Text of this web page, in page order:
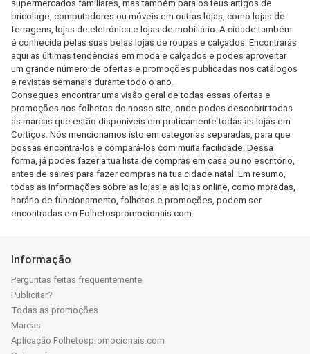
supermercados familiares, mas também para os teus artigos de
bricolage, computadores ou móveis em outras lojas, como lojas de
ferragens, lojas de eletrónica e lojas de mobiliário. A cidade também
é conhecida pelas suas belas lojas de roupas e calçados. Encontrarás
aqui as últimas tendências em moda e calçados e podes aproveitar
um grande número de ofertas e promoções publicadas nos catálogos
e revistas semanais durante todo o ano.
Consegues encontrar uma visão geral de todas essas ofertas e
promoções nos folhetos do nosso site, onde podes descobrir todas
as marcas que estão disponíveis em praticamente todas as lojas em
Cortiços. Nós mencionamos isto em categorias separadas, para que
possas encontrá-los e compará-los com muita facilidade. Dessa
forma, já podes fazer a tua lista de compras em casa ou no escritório,
antes de saires para fazer compras na tua cidade natal. Em resumo,
todas as informações sobre as lojas e as lojas online, como moradas,
horário de funcionamento, folhetos e promoções, podem ser
encontradas em Folhetospromocionais.com.
Informação
Perguntas feitas frequentemente
Publicitar?
Todas as promoções
Marcas
Aplicação Folhetospromocionais.com